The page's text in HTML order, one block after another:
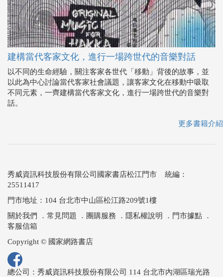
建構當代客家文化，進行一場跨世代的音樂對話
以不同的生命經驗，關注客家各世代「移動」背後的故事，並
以此為中心討論當代客家社會議題，讓客家文化在移動中吸取
不同元素，一齊建構當代客家文化，進行一場跨世代的音樂對
話。
更多書籍介紹
秀威資訊科技股份有限公司國家書店松江門市 統編：
25511417
門市地址：104 台北市中山區松江路209號1樓
關於我們
． 常見問題 ． 團購服務 ． 隱私權說明 ． 門市據點 ．
客服信箱
Copyright © 國家網路書店
總公司：秀威資訊科技股份有限公司 114 台北市內湖區瑞光路